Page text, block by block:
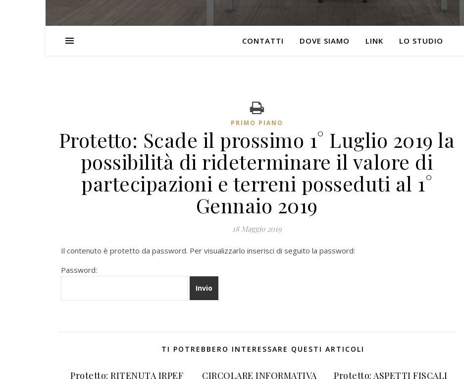
CONTATTI DOVE SIAMO LINK LO STUDIO
PRIMO PIANO
Protetto: Scade il prossimo 1° Luglio 2019 la
possibilità di rideterminare il valore di
partecipazioni e terreni posseduti al 1°
Gennaio 2019
18 Maggio 2019
Il contenuto è protetto da password. Per visualizzarlo inserisci di seguito la password:
Password:
TI POTREBBERO INTERESSARE QUESTI ARTICOLI
Protetto: RITENUTA IRPEF
CIRCOLARE INFORMATIVA
Protetto: ASPETTI FISCALI